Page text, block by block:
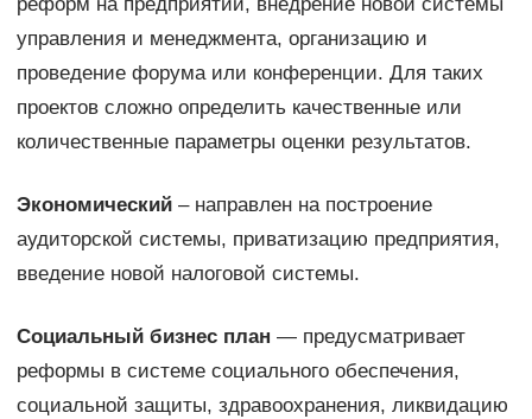
реформ на предприятии, внедрение новой системы
управления и менеджмента, организацию и
проведение форума или конференции. Для таких
проектов сложно определить качественные или
количественные параметры оценки результатов.
Экономический– направлен на построение
аудиторской системы, приватизацию предприятия,
введение новой налоговой системы.
Социальный бизнес план — предусматривает
реформы в системе социального обеспечения,
социальной защиты, здравоохранения, ликвидацию